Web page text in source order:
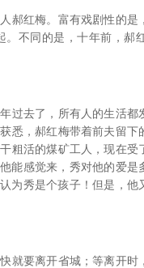
郝红梅。富有戏剧性的是
不同的是，十年前，郝
过去了，所有人的生活都
悉，郝红梅带着前夫留下
粗活的煤矿工人，现在受
感觉来，秀对他的爱是
秀是个孩子！但是，他
就要离开省城；等离开时